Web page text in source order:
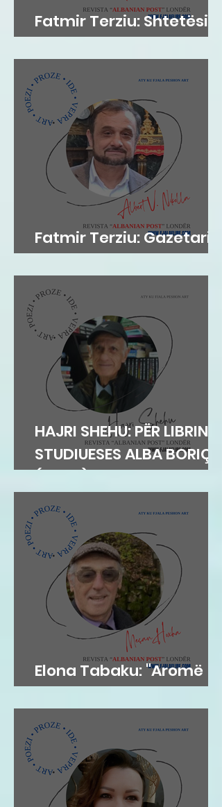
Fatmir Terziu: Shtetësia
britanike sipas lindjes
Fatmir Terziu: Gazetari si
kujtesë, poezia si atdhe
HAJRI SHEHU: PËR LIBRIN E
STUDIUESES ALBA BORIÇI
(GEGA)
Elona Tabaku: "Aromë
gjethi"